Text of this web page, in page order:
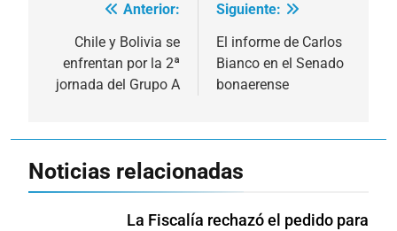
Navegación
entradas
Anterior:
Chile y Bolivia se
enfrentan por la 2ª
jornada del Grupo A
Siguiente:
El informe de Carlos
Bianco en el Senado
bonaerense
Noticias relacionadas
La Fiscalía rechazó el pedido para